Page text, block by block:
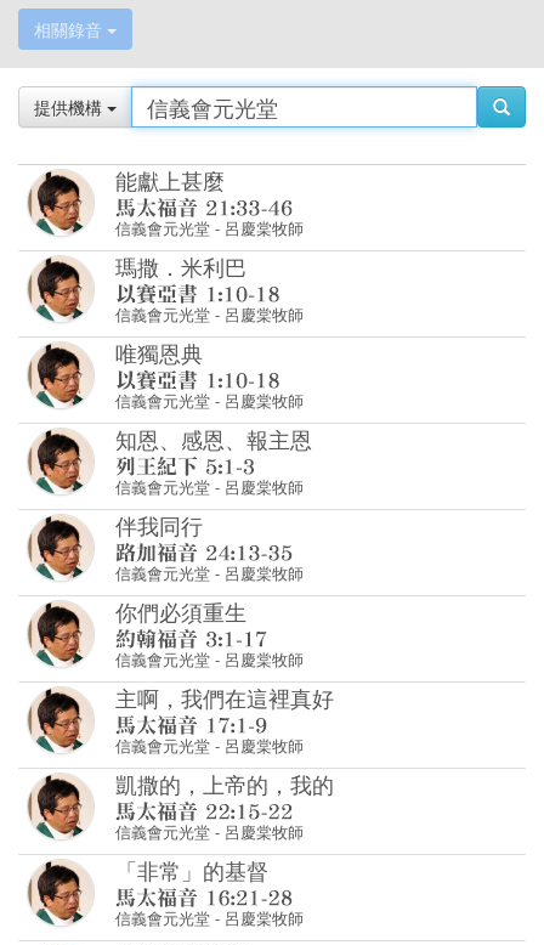
相關錄音
提供機構
能獻上甚麼
信義會元光堂 - 呂慶棠牧師
瑪撒．米利巴
信義會元光堂 - 呂慶棠牧師
唯獨恩典
信義會元光堂 - 呂慶棠牧師
知恩、感恩、報主恩
信義會元光堂 - 呂慶棠牧師
伴我同行
信義會元光堂 - 呂慶棠牧師
你們必須重生
信義會元光堂 - 呂慶棠牧師
主啊，我們在這裡真好
信義會元光堂 - 呂慶棠牧師
凱撒的，上帝的，我的
信義會元光堂 - 呂慶棠牧師
「非常」的基督
信義會元光堂 - 呂慶棠牧師